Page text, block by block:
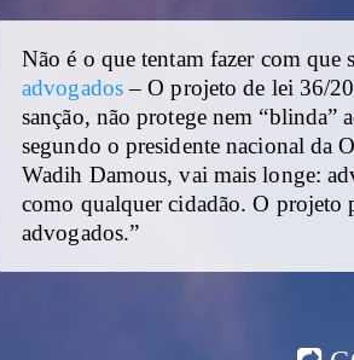
Não é o que tentam fazer com que
advogados– O projeto de lei 36/
sanção, não protege nem “blinda”
segundo o presidente nacional da
Wadih Damous, vai mais longe:
como qualquer cidadão. O projeto
advogados.”